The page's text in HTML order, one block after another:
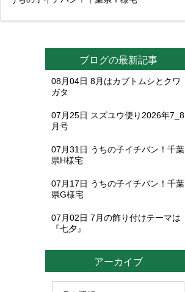
ブログの最新記事
08月04日 8月はカブトムシとクワ
ガタ
07月25日 スズユウ便り2026年7_8
月号
07月31日 うちの子イチバン！千葉
県H様宅
07月17日 うちの子イチバン！千葉
県G様宅
07月02日 7月の飾り付けテーマは
『七夕』
アーカイブ